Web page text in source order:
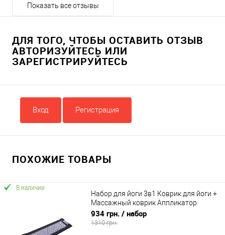
Показать все отзывы
ДЛЯ ТОГО, ЧТОБЫ ОСТАВИТЬ ОТЗЫВ
АВТОРИЗУЙТЕСЬ ИЛИ
ЗАРЕГИСТРИРУЙТЕСЬ
Вход Регистрация
ПОХОЖИЕ ТОВАРЫ
В наличии
Набор для йоги 3в1 Коврик для йоги +
Массажный коврик Аппликатор
Кузнецова + валик OSPORT Set 32 (n-
0063)
934 грн. / набор
1310 грн.